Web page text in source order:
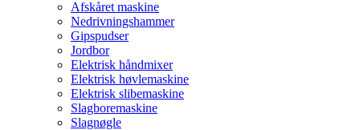
Afskåret maskine
Nedrivningshammer
Gipspudser
Jordbor
Elektrisk håndmixer
Elektrisk høvlemaskine
Elektrisk slibemaskine
Slagboremaskine
Slagnøgle